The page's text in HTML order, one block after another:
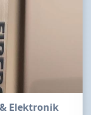
Elektronik